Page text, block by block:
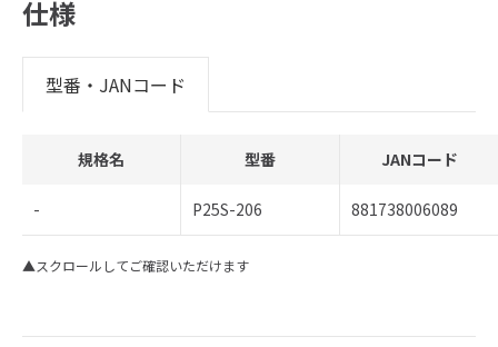
仕様
型番・JANコード
規格名 型番 JANコード
- P25S-206 881738006089
▲スクロールしてご確認いただけます